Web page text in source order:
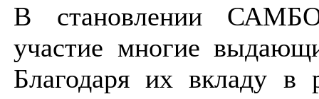
В становлении
участие многие
Благодаря их вкладу в